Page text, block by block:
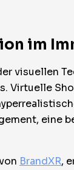
im
visuellen
Virtuelle
BrandXR,